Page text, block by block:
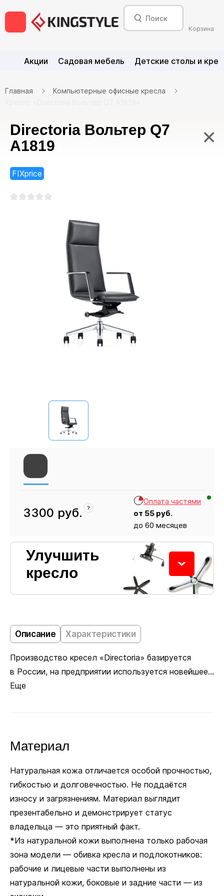
Корзина
Акции Садовая мебель Детские столы и
Главная
Компьютерные офисные кресла
Directoria Вольтер Q7
A1819
FIXprice
3300 руб. ?
Оплата частями
от 55 руб.
до 60 месяцев
Улучшить
кресло
Колёсики
Пластиковые ролики подходят для ковровых
покрытий. Полиуретановые не царапают ламинат
Полиуретановые
В комплекте
Заменить
наГлайдеры
+15 руб.
Ø 11 мм
Посадочный диаметр для колёсиков и глайдеров
Описание Характеристики
Производство кресел «Directoria» базируется
в России, на предприятии используется новейшее...
Еще
Материал
Натуральная кожа отличается особой прочностью,
гибкостью и долговечностью. Не поддаётся
износу и загрязнениям. Материал выглядит
презентабельно и демонстрирует статус
владельца — это приятный факт.
*Из натуральной кожи выполнена только рабочая
зона модели — обивка кресла и подлокотников:
рабочие и лицевые части выполнены из
натуральной кожи, боковые и задние части — из
×